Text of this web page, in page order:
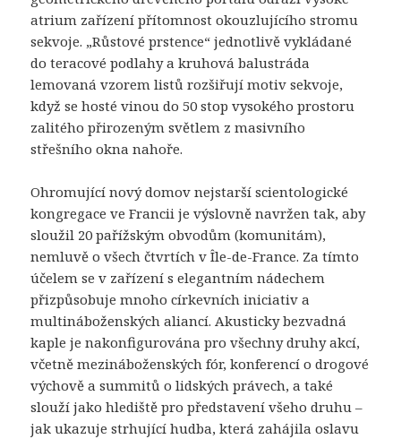
atrium zařízení přítomnost okouzlujícího stromu
sekvoje. „Růstové prstence“ jednotlivě vykládané
do teracové podlahy a kruhová balustráda
lemovaná vzorem listů rozšiřují motiv sekvoje,
když se hosté vinou do 50 stop vysokého prostoru
zalitého přirozeným světlem z masivního
střešního okna nahoře.
Ohromující nový domov nejstarší scientologické
kongregace ve Francii je výslovně navržen tak, aby
sloužil 20 pařížským obvodům (komunitám),
nemluvě o všech čtvrtích v Île-de-France. Za tímto
účelem se v zařízení s elegantním nádechem
přizpůsobuje mnoho církevních iniciativ a
multináboženských aliancí. Akusticky bezvadná
kaple je nakonfigurována pro všechny druhy akcí,
včetně mezináboženských fór, konferencí o drogové
výchově a summitů o lidských právech, a také
slouží jako hlediště pro představení všeho druhu –
jak ukazuje strhující hudba, která zahájila oslavu